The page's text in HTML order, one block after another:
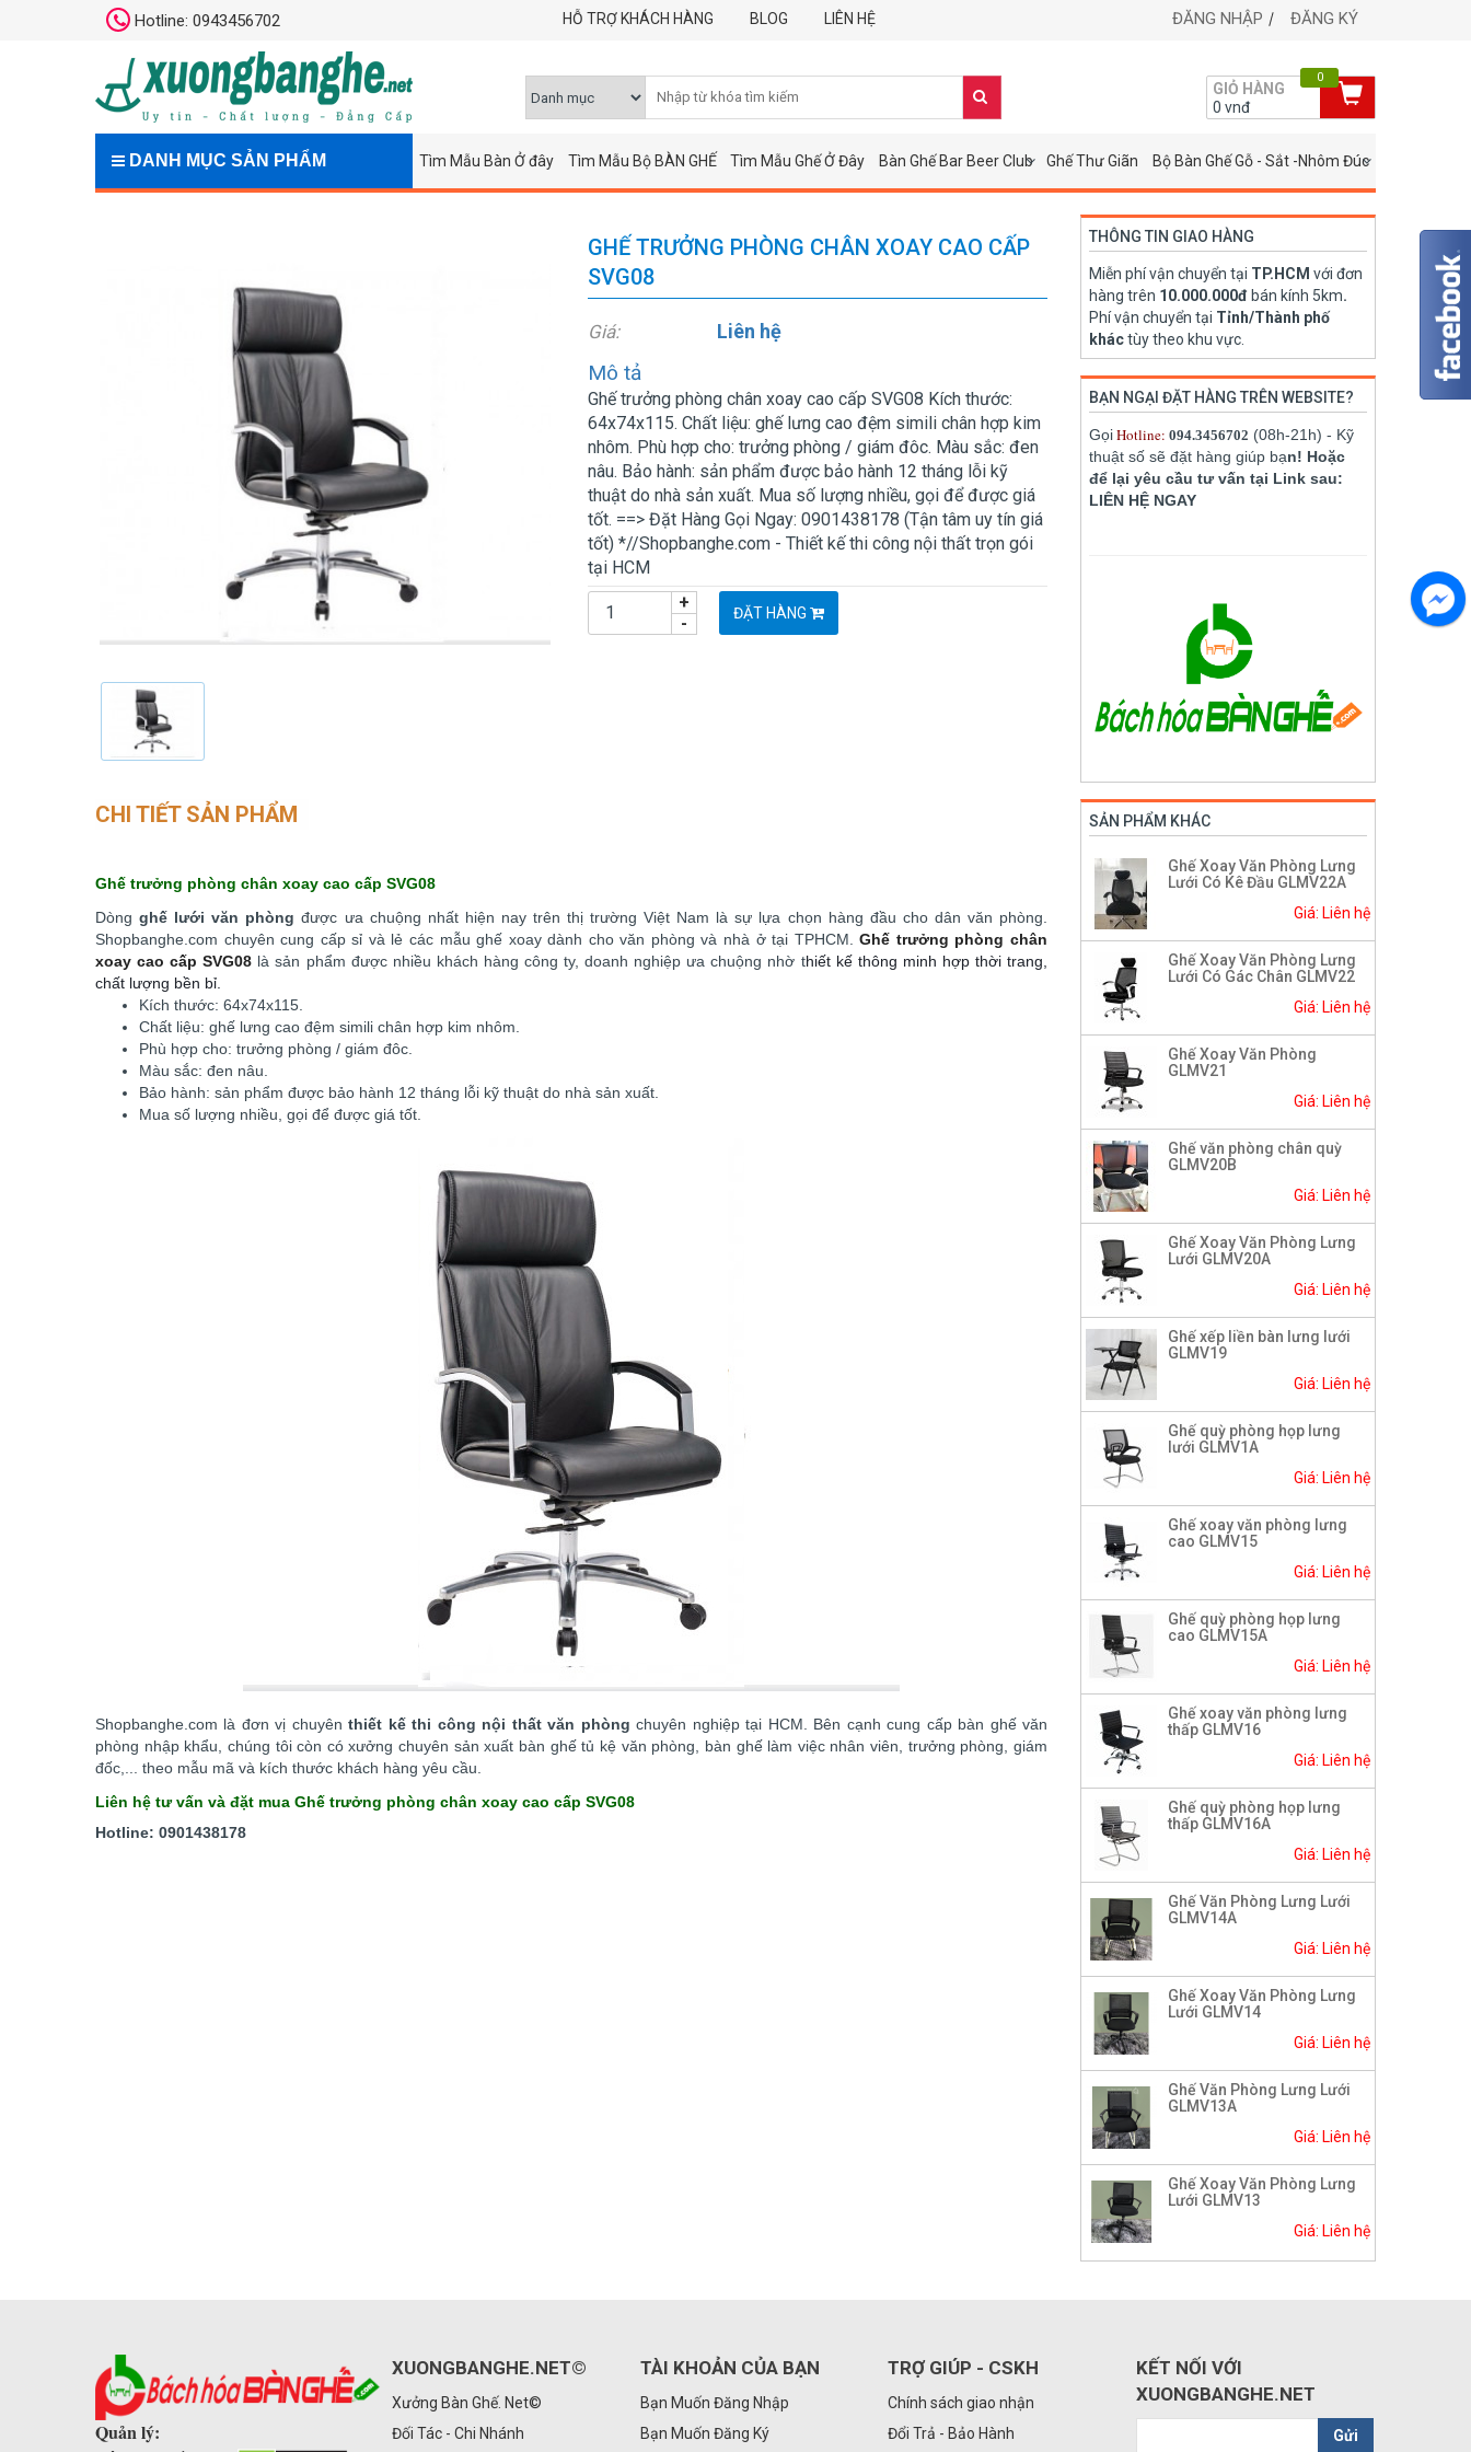
Hotline: 0943456702 HỖ TRỢ KHÁCH HÀNG BLOG LIÊN HỆ ĐĂNG NHẬP ĐĂNG KÝ
GIỎ HÀNG
0 vnđ
0
DANH MỤC SẢN PHẨM Tìm Mẫu Bàn Ở đây Tìm Mẫu Bộ BÀN GHẾ Tìm Mẫu Ghế Ở Đây Bàn Ghế Bar Beer Club Ghế Thư Giãn Bộ Bàn Ghế Gỗ - Sắt -Nhôm Đúc
GHẾ TRƯỞNG PHÒNG CHÂN XOAY CAO CẤP
SVG08
Giá: Liên hệ
Mô tả
Ghế trưởng phòng chân xoay cao cấp SVG08 Kích thước:
64x74x115. Chất liệu: ghế lưng cao đệm simili chân hợp kim
nhôm. Phù hợp cho: trưởng phòng / giám đôc. Màu sắc: đen
nâu. Bảo hành: sản phẩm được bảo hành 12 tháng lỗi kỹ
thuật do nhà sản xuất. Mua số lượng nhiều, gọi để được giá
tốt. ==> Đặt Hàng Gọi Ngay: 0901438178 (Tận tâm uy tín giá
tốt) *//Shopbanghe.com - Thiết kế thi công nội thất trọn gói
tại HCM
-
+ ĐẶT HÀNG
CHI TIẾT SẢN PHẨM
Ghế trưởng phòng chân xoay cao cấp SVG08
Dòngghế lưới văn phòng được ưa chuộng nhất hiện nay trên thị trường Việt Nam là sự lựa chọn hàng đầu cho dân văn phòng.
Shopbanghe.com chuyên cung cấp sỉ và lẻ các mẫu ghế xoay dành cho văn phòng và nhà ở tại TPHCM.Ghế trưởng phòng chân
xoay cao cấp SVG08 là sản phẩm được nhiều khách hàng công ty, doanh nghiệp ưa chuộng nhờ thiết kế thông minh hợp thời trang,
chất lượng bền bỉ.
Kích thước: 64x74x115.
Chất liệu: ghế lưng cao đệm simili chân hợp kim nhôm.
Phù hợp cho: trưởng phòng / giám đôc.
Màu sắc: đen nâu.
Bảo hành: sản phẩm được bảo hành 12 tháng lỗi kỹ thuật do nhà sản xuất.
Mua số lượng nhiều, gọi để được giá tốt.
Shopbanghe.com là đơn vị chuyênthiết kế thi công nội thất văn phòng chuyên nghiệp tại HCM. Bên cạnh cung cấp bàn ghế văn
phòng nhập khẩu, chúng tôi còn có xưởng chuyên sản xuất bàn ghế tủ kệ văn phòng, bàn ghế làm việc nhân viên, trưởng phòng, giám
đốc,... theo mẫu mã và kích thước khách hàng yêu cầu.
Liên hệ tư vấn và đặt mua Ghế trưởng phòng chân xoay cao cấp SVG08
Hotline: 0901438178
THÔNG TIN GIAO HÀNG
Miễn phí vận chuyển tại TP.HCM với đơn
hàng trên 10.000.000đ bán kính 5km.
Phí vận chuyển tại Tỉnh/Thành phố
kháctùy theo khu vực.
BẠN NGẠI ĐẶT HÀNG TRÊN WEBSITE?
GọiHotline: 094.3456702 (08h-21h) - Kỹ
thuật số sẽ đặt hàng giúp bạn! Hoặc
để lại yêu cầu tư vấn tại Link sau:
LIÊN HỆ NGAY
SẢN PHẨM KHÁC
Ghế Xoay Văn Phòng Lưng
Lưới Có Kê Đầu GLMV22A
Giá: Liên hệ
Ghế Xoay Văn Phòng Lưng
Lưới Có Gác Chân GLMV22
Giá: Liên hệ
Ghế Xoay Văn Phòng
GLMV21
Giá: Liên hệ
Ghế văn phòng chân quỳ
GLMV20B
Giá: Liên hệ
Ghế Xoay Văn Phòng Lưng
Lưới GLMV20A
Giá: Liên hệ
Ghế xếp liền bàn lưng lưới
GLMV19
Giá: Liên hệ
Ghế quỳ phòng họp lưng
lưới GLMV1A
Giá: Liên hệ
Ghế xoay văn phòng lưng
cao GLMV15
Giá: Liên hệ
Ghế quỳ phòng họp lưng
cao GLMV15A
Giá: Liên hệ
Ghế xoay văn phòng lưng
thấp GLMV16
Giá: Liên hệ
Ghế quỳ phòng họp lưng
thấp GLMV16A
Giá: Liên hệ
Ghế Văn Phòng Lưng Lưới
GLMV14A
Giá: Liên hệ
Ghế Xoay Văn Phòng Lưng
Lưới GLMV14
Giá: Liên hệ
Ghế Văn Phòng Lưng Lưới
GLMV13A
Giá: Liên hệ
Ghế Xoay Văn Phòng Lưng
Lưới GLMV13
Giá: Liên hệ
Quản lý:
XUONGBANGHE.NET©
Xưởng Bàn Ghế. Net©
Đối Tác - Chi Nhánh
TÀI KHOẢN CỦA BẠN
Bạn Muốn Đăng Nhập
Bạn Muốn Đăng Ký
TRỢ GIÚP - CSKH
Chính sách giao nhận
Đổi Trả - Bảo Hành
KẾT NỐI VỚI
XUONGBANGHE.NET
Gửi